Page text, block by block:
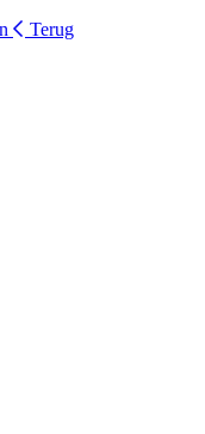
Terug